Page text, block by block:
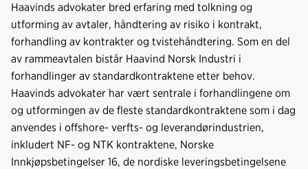
Haavinds advokater bred erfaring med tolkning og
utforming av avtaler, håndtering av risiko i kontrakt,
forhandling av kontrakter og tvistehåndtering. Som en del
av rammeavtalen bistår Haavind Norsk Industri i
forhandlinger av standardkontraktene etter behov.
Haavinds advokater har vært sentrale i forhandlingene om
og utformingen av de fleste standardkontraktene som i dag
anvendes i offshore- verfts- og leverandørindustrien,
inkludert NF- og NTK kontraktene, Norske
Innkjøpsbetingelser 16, de nordiske leveringsbetingelsene